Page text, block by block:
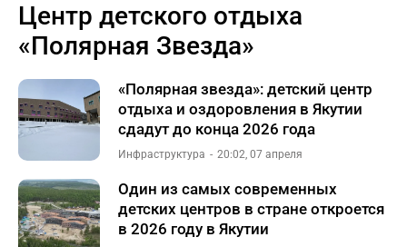
центр детского отдыха
«Полярная Звезда»
«Полярная звезда»: детский центр
отдыха и оздоровления в Якутии
сдадут до конца 2026 года
Инфраструктура 20:02, 07 апреля
Один из самых современных
детских центров в стране откроется
в 2026 году в Якутии